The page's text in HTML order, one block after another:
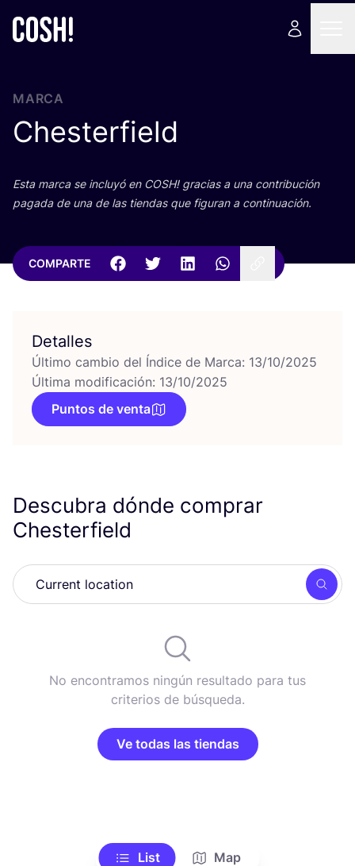
MARCA
Chesterfield
Esta mar­ca se inclu­yó en COSH! gra­cias a una con­tri­bu­ción
paga­da de una de las tien­das que figu­ran a continuación.
COMPARTE
Detalles
Último cambio del Índice de Marca: 13/10/2025
Última modificación: 13/10/2025
Puntos de venta
Descubra dónde comprar
Chesterfield
No encontramos ningún resultado para tus
criterios de búsqueda.
Ve todas las tiendas
List Map